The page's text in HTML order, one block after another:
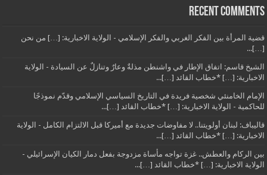
Recent Comments
قضية المرأة بين الفكر الغربي والفكر الإسلامي - الولاية الاخبارية: […] من نحن
[…]...
الشيخ قاسم: اتفاق الإطار في واشنطن مذلةٌ وعارٌ وتنازلٌ عن السيادة - الولاية
الاخبارية: […] *خطاب القائد […]...
الإمام الخامنئي شخصية فريدة في التاريخ السياسي الإسلامي وقدّم نموذجًا
للحاكمية - الولاية الاخبارية: […] *خطاب القائد […]...
قاليباف: لبنان أولويتنا.. لا مفاوضات جديدة مع أميركا قبل الالتزام الكامل - الولاية
الاخبارية: […] *خطاب القائد […]...
بين الركام والعطش.. غزة تواجه مأساة مزدوجة بفعل دمار الكيان الإسرائيلي -
الولاية الاخبارية: […] *خطاب القائد […]...